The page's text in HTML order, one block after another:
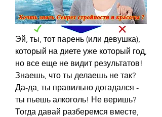
Эй, ты, тот парень (или девушка),
который на диете уже который год,
но все еще не видит результатов!
Знаешь, что ты делаешь не так?
Да-да, ты правильно догадался -
ты пьешь алкоголь! Не веришь?
Тогда давай разберемся вместе,